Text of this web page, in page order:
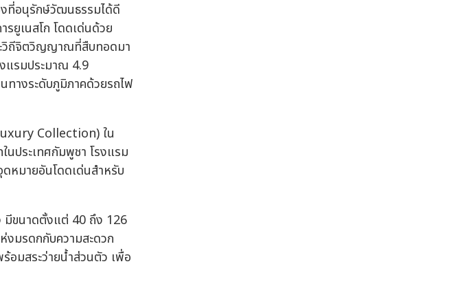
ที่อนุรักษ์วัฒนธรรมได้ดี
รยูเนสโก โดดเด่นด้วย
วิถีจิตวิญญาณที่สืบทอดมา
แรมประมาณ 4.9
ทางระดับภูมิภาคด้วยรถไฟ
Collection) ใน
นประเทศกัมพูชา โรงแรม
หมายอันโดดเด่นสำหรับ
มีขนาดตั้งแต่ 40 ถึง 126
งมรดกกับความสะดวก
มสระว่ายน้ำส่วนตัว เพื่อ